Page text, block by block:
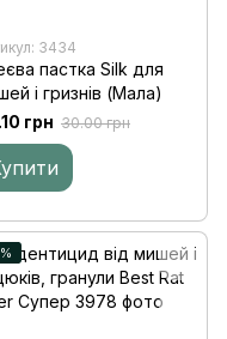
3434
пастка Silk для
і гризнів (Мала)
грн 30.00 грн